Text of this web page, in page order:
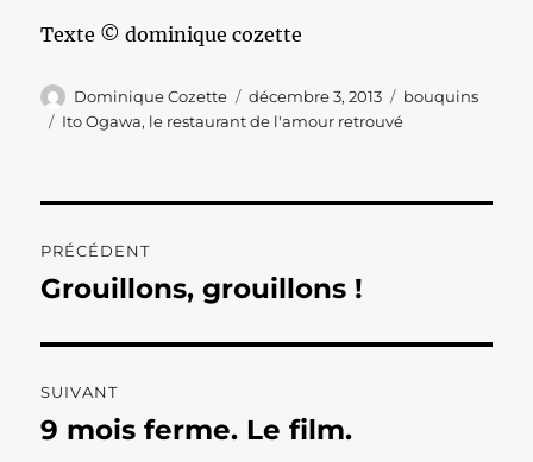
Texte © dominique cozette
Auteur
Dominique Cozette
Publié
le
décembre 3, 2013 Catégories
bouquins
Étiquettes
Ito Ogawa, le restaurant de l'amour retrouvé
de
PRÉCÉDENT
Publication
Grouillons, grouillons !
SUIVANT
Publication
9 mois ferme. Le film.